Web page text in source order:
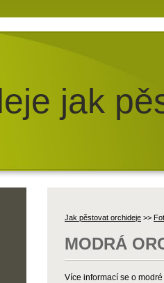
jak
Jak pěstovat orchideje >>
MODRÁ
Více informací se o